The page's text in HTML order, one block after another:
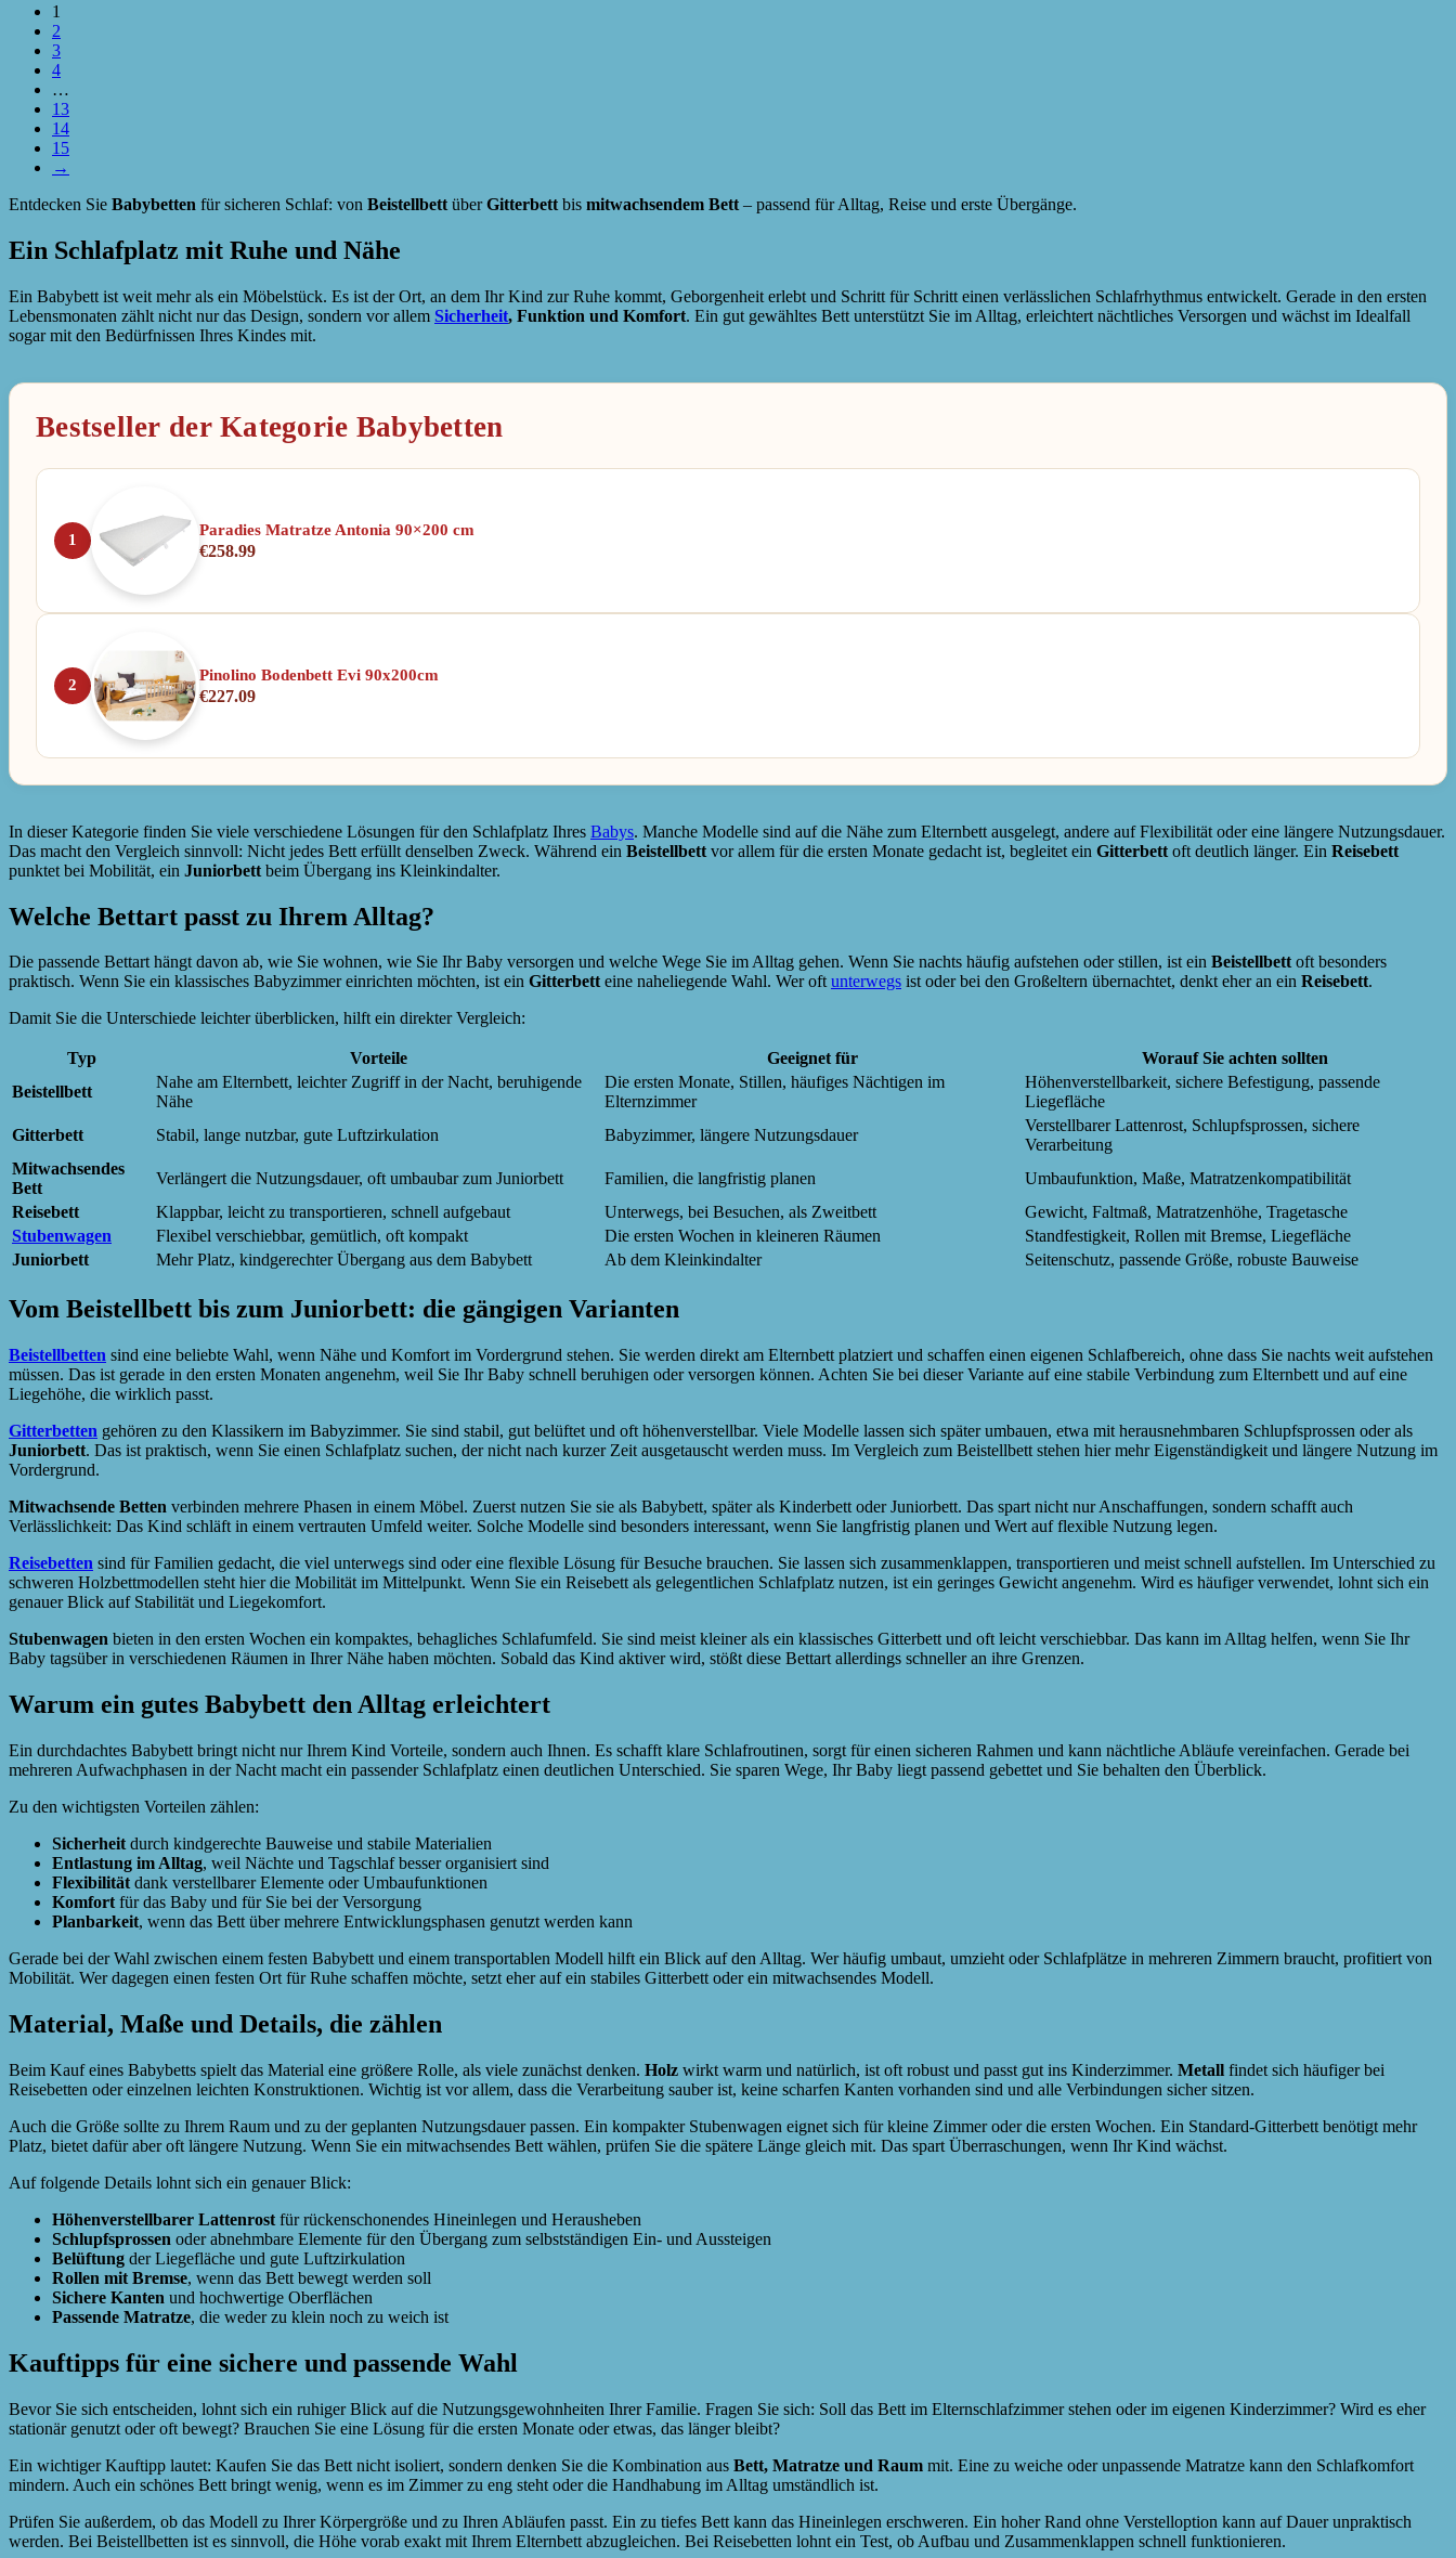
1
2
3
4
…
13
14
15
→
Entdecken Sie Babybetten für sicheren Schlaf: von Beistellbett überGitterbett bis mitwachsendem Bett – passend für Alltag, Reise und erste Übergänge.
Ein Schlafplatz mit Ruhe und Nähe
Ein Babybett ist weit mehr als ein Möbelstück. Es ist der Ort, an dem Ihr Kind zur Ruhe kommt, Geborgenheit erlebt und Schritt für Schritt einen verlässlichen Schlafrhythmus entwickelt. Gerade in den ersten
Lebensmonaten zählt nicht nur das Design, sondern vor allem Sicherheit, Funktion und Komfort. Ein gut gewähltes Bett unterstützt Sie im Alltag, erleichtert nächtliches Versorgen und wächst im Idealfall
sogar mit den Bedürfnissen Ihres Kindes mit.
Bestseller der Kategorie Babybetten
1
Paradies Matratze Antonia 90×200 cm
€258.99
2
Pinolino Bodenbett Evi 90x200cm
€227.09
In dieser Kategorie finden Sie viele verschiedene Lösungen für den Schlafplatz Ihres Babys. Manche Modelle sind auf die Nähe zum Elternbett ausgelegt, andere auf Flexibilität oder eine längere Nutzungsdauer.
Das macht den Vergleich sinnvoll: Nicht jedes Bett erfüllt denselben Zweck. Während ein Beistellbett vor allem für die ersten Monate gedacht ist, begleitet ein Gitterbett oft deutlich länger. Ein Reisebett
punktet bei Mobilität, ein Juniorbett beim Übergang ins Kleinkindalter.
Welche Bettart passt zu Ihrem Alltag?
Die passende Bettart hängt davon ab, wie Sie wohnen, wie Sie Ihr Baby versorgen und welche Wege Sie im Alltag gehen. Wenn Sie nachts häufig aufstehen oder stillen, ist ein Beistellbettoft besonders
praktisch. Wenn Sie ein klassisches Babyzimmer einrichten möchten, ist ein Gitterbetteine naheliegende Wahl. Wer oftunterwegs ist oder bei den Großeltern übernachtet, denkt eher an ein Reisebett.
Damit Sie die Unterschiede leichter überblicken, hilft ein direkter Vergleich:
Typ Vorteile Geeignet für
Worauf Sie achten sollten
Beistellbett
Nahe am Elternbett, leichter Zugriff in der Nacht, beruhigende
Nähe
Die ersten Monate, Stillen, häufiges Nächtigen im
Elternzimmer
Höhenverstellbarkeit, sichere Befestigung, passende
Liegefläche
Gitterbett
Stabil, lange nutzbar, gute Luftzirkulation Babyzimmer, längere Nutzungsdauer
Verstellbarer Lattenrost, Schlupfsprossen, sichere
Verarbeitung
Mitwachsendes
Bett
Verlängert die Nutzungsdauer, oft umbaubar zum Juniorbett Familien, die langfristig planen
Umbaufunktion, Maße, Matratzenkompatibilität
Reisebett
Klappbar, leicht zu transportieren, schnell aufgebaut Unterwegs, bei Besuchen, als Zweitbett
Gewicht, Faltmaß, Matratzenhöhe, Tragetasche
Stubenwagen
Flexibel verschiebbar, gemütlich, oft kompakt Die ersten Wochen in kleineren Räumen
Standfestigkeit, Rollen mit Bremse, Liegefläche
Juniorbett
Mehr Platz, kindgerechter Übergang aus dem Babybett Ab dem Kleinkindalter Seitenschutz, passende Größe, robuste Bauweise
Vom Beistellbett bis zum Juniorbett: die gängigen Varianten
Beistellbetten sind eine beliebte Wahl, wenn Nähe und Komfort im Vordergrund stehen. Sie werden direkt am Elternbett platziert und schaffen einen eigenen Schlafbereich, ohne dass Sie nachts weit aufstehen
müssen. Das ist gerade in den ersten Monaten angenehm, weil Sie Ihr Baby schnell beruhigen oder versorgen können. Achten Sie bei dieser Variante auf eine stabile Verbindung zum Elternbett und auf eine
Liegehöhe, die wirklich passt.
Gitterbetten gehören zu den Klassikern im Babyzimmer. Sie sind stabil, gut belüftet und oft höhenverstellbar. Viele Modelle lassen sich später umbauen, etwa mit herausnehmbaren Schlupfsprossen oder als
Juniorbett. Das ist praktisch, wenn Sie einen Schlafplatz suchen, der nicht nach kurzer Zeit ausgetauscht werden muss. Im Vergleich zum Beistellbett stehen hier mehr Eigenständigkeit und längere Nutzung im
Vordergrund.
Mitwachsende Betten verbinden mehrere Phasen in einem Möbel. Zuerst nutzen Sie sie als Babybett, später als Kinderbett oder Juniorbett. Das spart nicht nur Anschaffungen, sondern schafft auch
Verlässlichkeit: Das Kind schläft in einem vertrauten Umfeld weiter. Solche Modelle sind besonders interessant, wenn Sie langfristig planen und Wert auf flexible Nutzung legen.
Reisebetten sind für Familien gedacht, die viel unterwegs sind oder eine flexible Lösung für Besuche brauchen. Sie lassen sich zusammenklappen, transportieren und meist schnell aufstellen. Im Unterschied zu
schweren Holzbettmodellen steht hier die Mobilität im Mittelpunkt. Wenn Sie ein Reisebett als gelegentlichen Schlafplatz nutzen, ist ein geringes Gewicht angenehm. Wird es häufiger verwendet, lohnt sich ein
genauer Blick auf Stabilität und Liegekomfort.
Stubenwagen bieten in den ersten Wochen ein kompaktes, behagliches Schlafumfeld. Sie sind meist kleiner als ein klassisches Gitterbett und oft leicht verschiebbar. Das kann im Alltag helfen, wenn Sie Ihr
Baby tagsüber in verschiedenen Räumen in Ihrer Nähe haben möchten. Sobald das Kind aktiver wird, stößt diese Bettart allerdings schneller an ihre Grenzen.
Warum ein gutes Babybett den Alltag erleichtert
Ein durchdachtes Babybett bringt nicht nur Ihrem Kind Vorteile, sondern auch Ihnen. Es schafft klare Schlafroutinen, sorgt für einen sicheren Rahmen und kann nächtliche Abläufe vereinfachen. Gerade bei
mehreren Aufwachphasen in der Nacht macht ein passender Schlafplatz einen deutlichen Unterschied. Sie sparen Wege, Ihr Baby liegt passend gebettet und Sie behalten den Überblick.
Zu den wichtigsten Vorteilen zählen:
Sicherheit durch kindgerechte Bauweise und stabile Materialien
Entlastung im Alltag, weil Nächte und Tagschlaf besser organisiert sind
Flexibilität dank verstellbarer Elemente oder Umbaufunktionen
Komfort für das Baby und für Sie bei der Versorgung
Planbarkeit, wenn das Bett über mehrere Entwicklungsphasen genutzt werden kann
Gerade bei der Wahl zwischen einem festen Babybett und einem transportablen Modell hilft ein Blick auf den Alltag. Wer häufig umbaut, umzieht oder Schlafplätze in mehreren Zimmern braucht, profitiert von
Mobilität. Wer dagegen einen festen Ort für Ruhe schaffen möchte, setzt eher auf ein stabiles Gitterbett oder ein mitwachsendes Modell.
Material, Maße und Details, die zählen
Beim Kauf eines Babybetts spielt das Material eine größere Rolle, als viele zunächst denken. Holz wirkt warm und natürlich, ist oft robust und passt gut ins Kinderzimmer. Metall findet sich häufiger bei
Reisebetten oder einzelnen leichten Konstruktionen. Wichtig ist vor allem, dass die Verarbeitung sauber ist, keine scharfen Kanten vorhanden sind und alle Verbindungen sicher sitzen.
Auch die Größe sollte zu Ihrem Raum und zu der geplanten Nutzungsdauer passen. Ein kompakter Stubenwagen eignet sich für kleine Zimmer oder die ersten Wochen. Ein Standard-Gitterbett benötigt mehr
Platz, bietet dafür aber oft längere Nutzung. Wenn Sie ein mitwachsendes Bett wählen, prüfen Sie die spätere Länge gleich mit. Das spart Überraschungen, wenn Ihr Kind wächst.
Auf folgende Details lohnt sich ein genauer Blick:
Höhenverstellbarer Lattenrost für rückenschonendes Hineinlegen und Herausheben
Schlupfsprossen oder abnehmbare Elemente für den Übergang zum selbstständigen Ein- und Aussteigen
Belüftung der Liegefläche und gute Luftzirkulation
Rollen mit Bremse, wenn das Bett bewegt werden soll
Sichere Kanten und hochwertige Oberflächen
Passende Matratze, die weder zu klein noch zu weich ist
Kauftipps für eine sichere und passende Wahl
Bevor Sie sich entscheiden, lohnt sich ein ruhiger Blick auf die Nutzungsgewohnheiten Ihrer Familie. Fragen Sie sich: Soll das Bett im Elternschlafzimmer stehen oder im eigenen Kinderzimmer? Wird es eher
stationär genutzt oder oft bewegt? Brauchen Sie eine Lösung für die ersten Monate oder etwas, das länger bleibt?
Ein wichtiger Kauftipp lautet: Kaufen Sie das Bett nicht isoliert, sondern denken Sie die Kombination aus Bett, Matratze und Raum mit. Eine zu weiche oder unpassende Matratze kann den Schlafkomfort
mindern. Auch ein schönes Bett bringt wenig, wenn es im Zimmer zu eng steht oder die Handhabung im Alltag umständlich ist.
Prüfen Sie außerdem, ob das Modell zu Ihrer Körpergröße und zu Ihren Abläufen passt. Ein zu tiefes Bett kann das Hineinlegen erschweren. Ein hoher Rand ohne Verstelloption kann auf Dauer unpraktisch
werden. Bei Beistellbetten ist es sinnvoll, die Höhe vorab exakt mit Ihrem Elternbett abzugleichen. Bei Reisebetten lohnt ein Test, ob Aufbau und Zusammenklappen schnell funktionieren.